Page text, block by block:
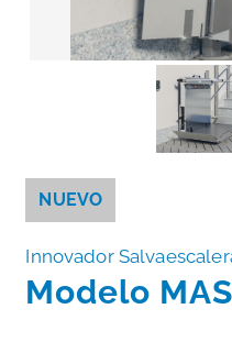
NUEVO
Innovador
Modelo